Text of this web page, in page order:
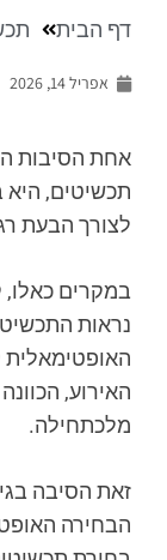
דף הבית
אפריל 14, 2026
אחת הסיבות
תכשיטים, היא
לצורך הבעת
במקרים
נראות
האופטימאלית
האירוע,
מלכתחילה.
זאת הסיבה
הבחירה